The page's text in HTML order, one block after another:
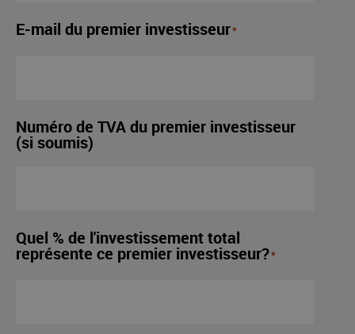
E-mail du premier investisseur*
Numéro de TVA du premier investisseur
(si soumis)
Quel % de l'investissement total
représente ce premier investisseur?*